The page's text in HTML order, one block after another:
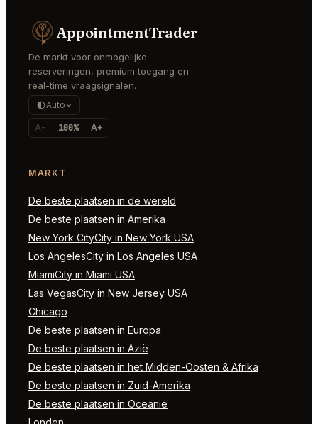
AppointmentTrader
De markt voor onmogelijke
reserveringen, premium toegang en
real-time vraagsignalen.
Auto
A- 100% A+
MARKT
De beste plaatsen in de wereld
De beste plaatsen in Amerika
New York CityCity in New York USA
Los AngelesCity in Los Angeles USA
MiamiCity in Miami USA
Las VegasCity in New Jersey USA
Chicago
De beste plaatsen in Europa
De beste plaatsen in Azië
De beste plaatsen in het Midden-Oosten & Afrika
De beste plaatsen in Zuid-Amerika
De beste plaatsen in Oceanië